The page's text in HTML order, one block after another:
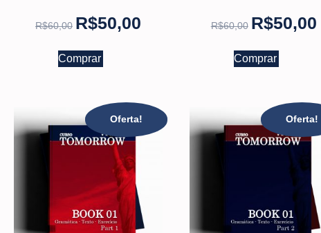
R$60,00 R$50,00
Comprar
R$60,00 R$50,00
Comprar
Oferta! Oferta!